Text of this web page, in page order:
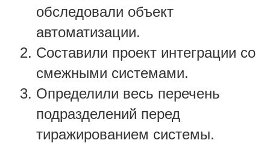
обследовали объект
автоматизации.
Составили проект интеграции со
смежными системами.
Определили весь перечень
подразделений перед
тиражированием системы.